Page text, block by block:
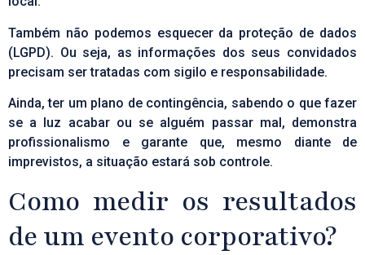
Também não podemos esquecer da proteção de dados
(LGPD). Ou seja, as informações dos seus convidados
precisam ser tratadas com sigilo e responsabilidade.
Ainda, ter um plano de contingência, sabendo o que fazer
se a luz acabar ou se alguém passar mal, demonstra
profissionalismo e garante que, mesmo diante de
imprevistos, a situação estará sob controle.
Como medir os resultados
de um evento corporativo?